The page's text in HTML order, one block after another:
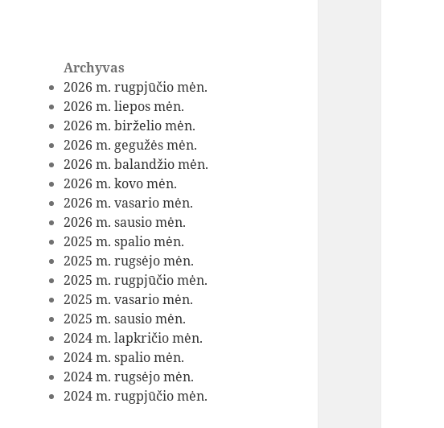
Archyvas
2026 m. rugpjūčio mėn.
2026 m. liepos mėn.
2026 m. birželio mėn.
2026 m. gegužės mėn.
2026 m. balandžio mėn.
2026 m. kovo mėn.
2026 m. vasario mėn.
2026 m. sausio mėn.
2025 m. spalio mėn.
2025 m. rugsėjo mėn.
2025 m. rugpjūčio mėn.
2025 m. vasario mėn.
2025 m. sausio mėn.
2024 m. lapkričio mėn.
2024 m. spalio mėn.
2024 m. rugsėjo mėn.
2024 m. rugpjūčio mėn.